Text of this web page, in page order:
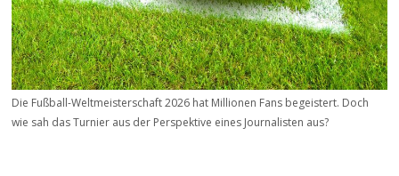
Die Fußball-Weltmeisterschaft 2026 hat Millionen Fans begeistert. Doch
wie sah das Turnier aus der Perspektive eines Journalisten aus?